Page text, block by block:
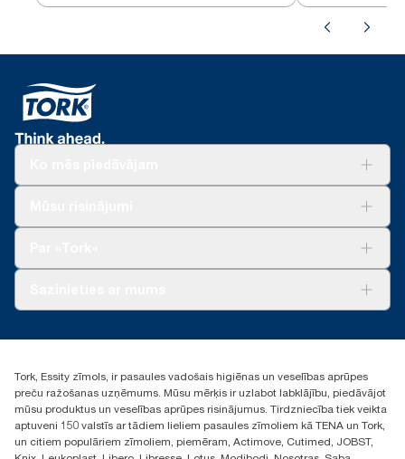
+371 29141799
Atrast izplatītāju
Ulbrokas street 19A
Riga, Latvija
LV-1028
Tork, Essity zīmols, ir pasaules vadošais higiēnas un veselības aprūpes
preču ražošanas uzņēmums. Mūsu mērķis ir uzlabot labklājību, piedāvājot
mūsu produktus un veselības aprūpes risinājumus. Tirdzniecība tiek veikta
aptuveni 150 valstīs ar tādiem lieliem pasaules zīmoliem kā TENA un Tork,
un citiem populāriem zīmoliem, piemēram, Actimove, Cutimed, JOBST,